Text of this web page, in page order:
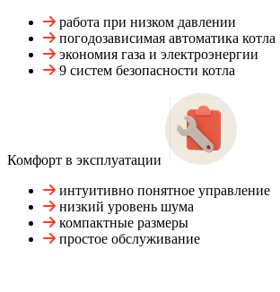
работа при низком давлении
погодозависимая автоматика котла
экономия газа и электроэнергии
9 систем безопасности котла
Комфорт в эксплуатации
интуитивно понятное управление
низкий уровень шума
компактные размеры
простое обслуживание